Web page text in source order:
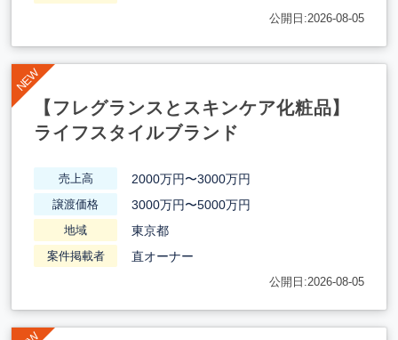
公開日:2026-08-05
【フレグランスとスキンケア化粧品】
ライフスタイルブランド
売上高 2000万円〜3000万円
譲渡価格 3000万円〜5000万円
地域 東京都
案件掲載者 直オーナー
公開日:2026-08-05